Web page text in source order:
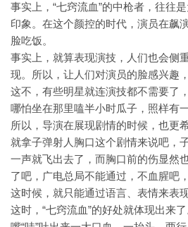
事实上，“七窍流血”的中枪者，往往
印象。在这个颜控的时代，演员在飙
脸吃饭。
事实上，就算表现演技，人们也会侧
现。所以，让人们对演员的脸感兴趣
这不，有些明星就连演技都不需要了
哪怕坐在那里嗑半小时瓜子，照样有
所以，导演在展现剧情的时候，也更
就拿子弹射人胸口这个剧情来说吧，
一声就飞出去了，而胸口前的伤显然
了吧，广电总局不能通过，不血腥吧
这时候，就只能通过语言、表情来表
这时，“七窍流血”的好处就体现出来